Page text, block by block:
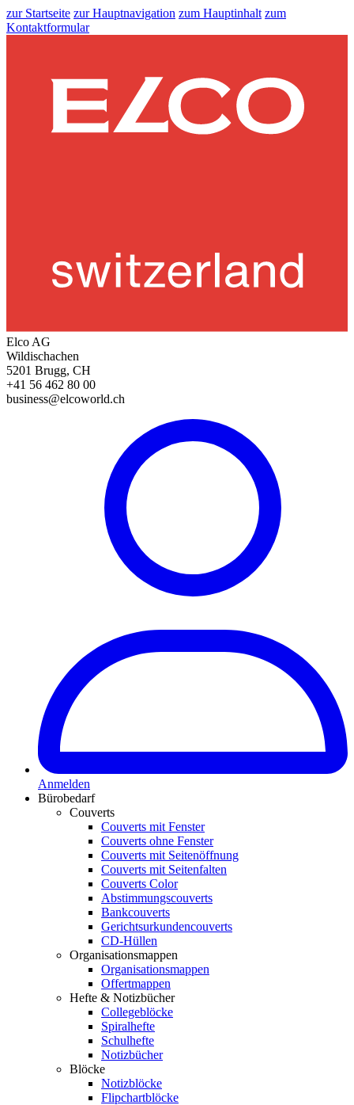
zur Startseite zur Hauptnavigation zum Hauptinhalt zum
Kontaktformular
Elco AG
Wildischachen
5201 Brugg, CH
+41 56 462 80 00
business@elcoworld.ch
Anmelden
Bürobedarf
Couverts
Couverts mit Fenster
Couverts ohne Fenster
Couverts mit Seitenöffnung
Couverts mit Seitenfalten
Couverts Color
Abstimmungscouverts
Bankcouverts
Gerichtsurkundencouverts
CD-Hüllen
Organisationsmappen
Organisationsmappen
Offertmappen
Hefte & Notizbücher
Collegeblöcke
Spiralhefte
Schulhefte
Notizbücher
Blöcke
Notizblöcke
Flipchartblöcke